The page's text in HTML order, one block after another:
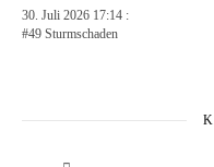
30. Juli 2026 17:14 :
#49 Sturmschaden